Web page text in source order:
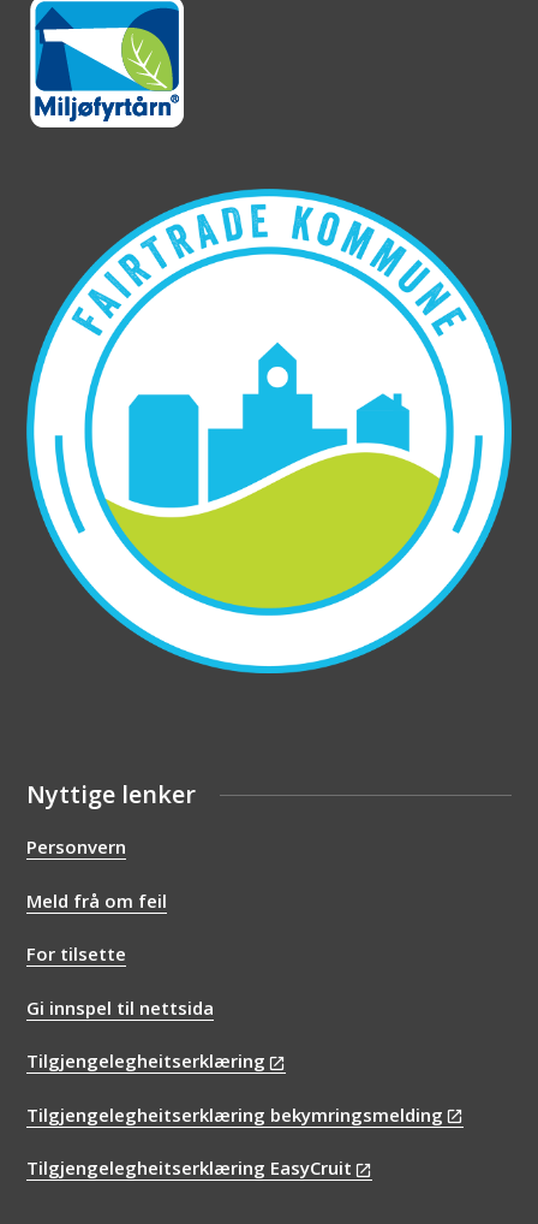
Nyttige lenker
Personvern
Meld frå om feil
For tilsette
Gi innspel til nettsida
Tilgjengelegheitserklæring
Tilgjengelegheitserklæring bekymringsmelding
Tilgjengelegheitserklæring EasyCruit